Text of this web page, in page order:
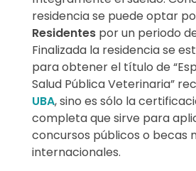
residencia se puede optar
Residentes por un periodo
Finalizada la residencia se
para obtener el título de
Salud Pública Veterinaria”
UBA, sino es sólo la
completa que sirve para
concursos públicos o becas
internacionales.